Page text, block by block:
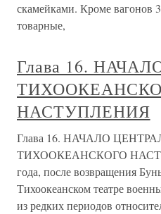
скамейками. Кроме вагонов
товарные,
Глава 16.
НАСТУПЛЕНИЯ
Глава 16. НАЧАЛО
ТИХООКЕАНСКОГО
года, после возвращения
Тихоокеанском театре
из редких периодов